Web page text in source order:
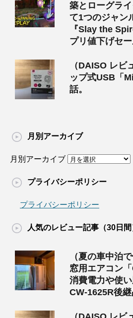
築とローグラ
て1つのジャン
『Slay the
プリ値下げセ
（DAISO レビ
ップ式USB「
話。
月別アーカイブ
月別アーカイブ
プライバシーポリシー
プライバシーポリシー
人気のレビュー記事（30日間
（夏の車中泊
窓用エアコン
消費電力や使い
CW-1625R後継